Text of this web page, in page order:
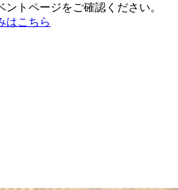
ントページをご確認ください。
はこちら